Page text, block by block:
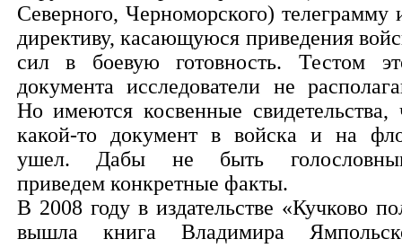
Северного, Черноморского) телеграмму
директиву, касающуюся приведения
сил в боевую готовность. Тестом
документа исследователи не
Но имеются косвенные свидетельства,
какой-то документ в войска и на
ушел. Дабы не быть
приведем конкретные факты.
В 2008 году в издательстве «Кучково
вышла книга Владимира